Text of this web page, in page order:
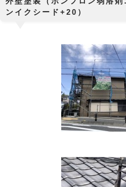
ンイクシード+20）